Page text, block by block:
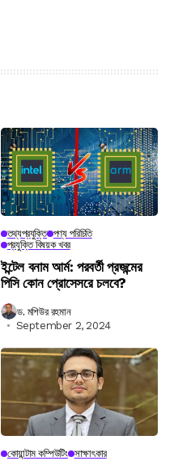
তথ্যপ্রযুক্তি পণ্য পরিচিতি
প্রযুক্তি বিষয়ক খবর
ইন্টেল বনাম আর্ম: পরবর্তী প্রজন্মের
পিসি কোন প্রোসেসরে চলবে?
ড. মশিউর রহমান
September 2, 2024
কোয়ান্টাম কম্পিউটিং সাক্ষাৎকার